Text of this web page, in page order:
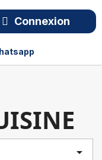
Connexion
